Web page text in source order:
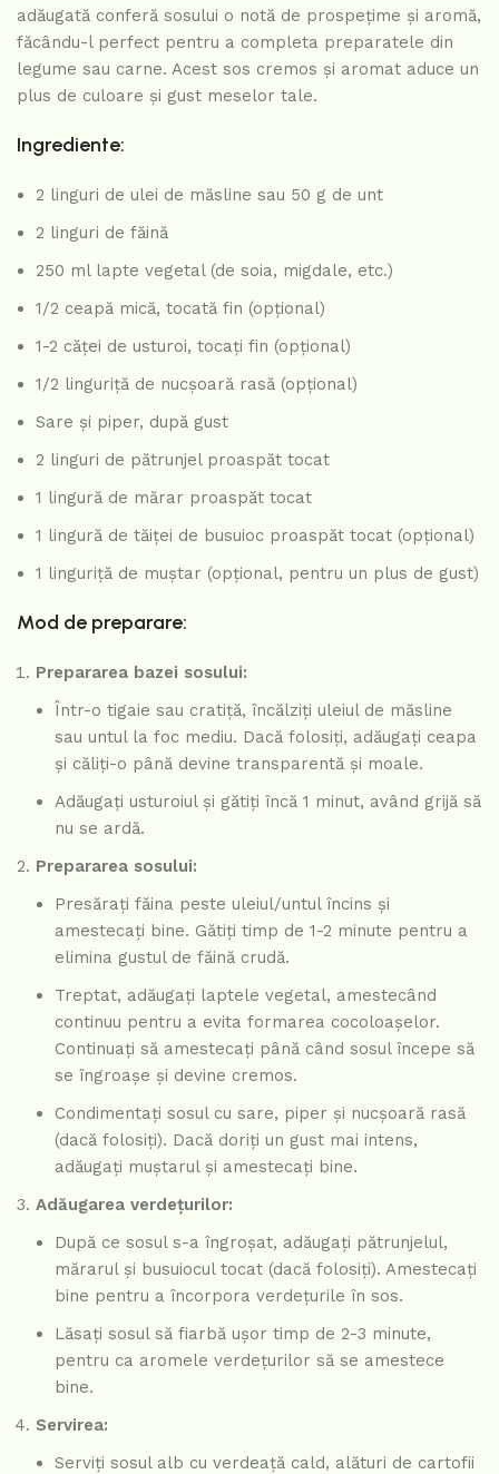
adăugată conferă sosului o notă de prospețime și aromă,
făcându-l perfect pentru a completa preparatele din
legume sau carne. Acest sos cremos și aromat aduce un
plus de culoare și gust meselor tale.
Ingrediente:
2 linguri de ulei de măsline sau 50 g de unt
2 linguri de făină
250 ml lapte vegetal (de soia, migdale, etc.)
1/2 ceapă mică, tocată fin (opțional)
1-2 căței de usturoi, tocați fin (opțional)
1/2 linguriță de nucșoară rasă (opțional)
Sare și piper, după gust
2 linguri de pătrunjel proaspăt tocat
1 lingură de mărar proaspăt tocat
1 lingură de tăiței de busuioc proaspăt tocat (opțional)
1 linguriță de muștar (opțional, pentru un plus de gust)
Mod de preparare:
Prepararea bazei sosului:
Într-o tigaie sau cratiță, încălziți uleiul de măsline
sau untul la foc mediu. Dacă folosiți, adăugați ceapa
și căliți-o până devine transparentă și moale.
Adăugați usturoiul și gătiți încă 1 minut, având grijă să
nu se ardă.
Prepararea sosului:
Presărați făina peste uleiul/untul încins și
amestecați bine. Gătiți timp de 1-2 minute pentru a
elimina gustul de făină crudă.
Treptat, adăugați laptele vegetal, amestecând
continuu pentru a evita formarea cocoloașelor.
Continuați să amestecați până când sosul începe să
se îngroașe și devine cremos.
Condimentați sosul cu sare, piper și nucșoară rasă
(dacă folosiți). Dacă doriți un gust mai intens,
adăugați muștarul și amestecați bine.
Adăugarea verdețurilor:
După ce sosul s-a îngroșat, adăugați pătrunjelul,
mărarul și busuiocul tocat (dacă folosiți). Amestecați
bine pentru a încorpora verdețurile în sos.
Lăsați sosul să fiarbă ușor timp de 2-3 minute,
pentru ca aromele verdețurilor să se amestece
bine.
Servirea:
Serviți sosul alb cu verdeață cald, alături de cartofii